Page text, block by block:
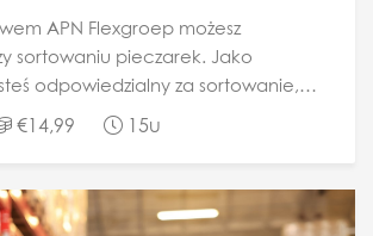
APN Flexgroep możesz
sortowaniu pieczarek. Jako
odpowiedzialny za sortowanie,
do transportu pieczarek.
mogą się różnić w zależności od...
€14,99 15u